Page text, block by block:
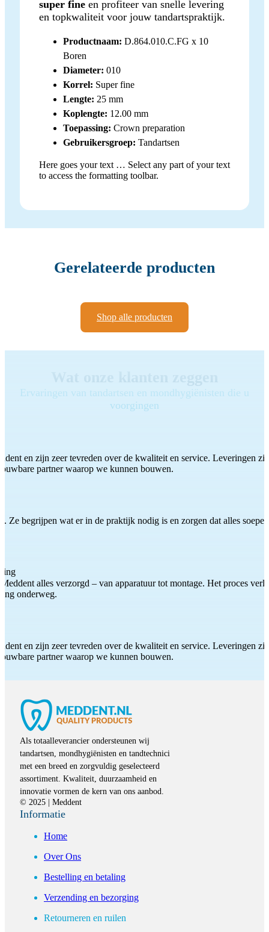
super fine en profiteer van snelle levering
en topkwaliteit voor jouw tandartspraktijk.
Productnaam: D.864.010.C.FG x 10
Boren
Diameter: 010
Korrel: Super fine
Lengte: 25 mm
Koplengte: 12.00 mm
Toepassing: Crown preparation
Gebruikersgroep: Tandartsen
Here goes your text … Select any part of your text
to access the formatting toolbar.
Gerelateerde producten
Shop alle producten
Ervaringen van tandartsen en mondhygiënisten die u
voorgingen
en zijn zeer tevreden over de kwaliteit en service. Leveringen
partner waarop we kunnen bouwen.
Ze begrijpen wat er in de praktijk nodig is en zorgen dat alles
alles verzorgd – van apparatuur tot montage. Het proces
onderweg.
en zijn zeer tevreden over de kwaliteit en service. Leveringen
partner waarop we kunnen bouwen.
Als totaalleverancier ondersteunen wij
tandartsen, mondhygiënisten en tandtechnici
met een breed en zorgvuldig geselecteerd
assortiment. Kwaliteit, duurzaamheid en
innovatie vormen de kern van ons aanbod.
© 2025 | Meddent
Informatie
Home
Over Ons
Bestelling en betaling
Verzending en bezorging
Retourneren en ruilen